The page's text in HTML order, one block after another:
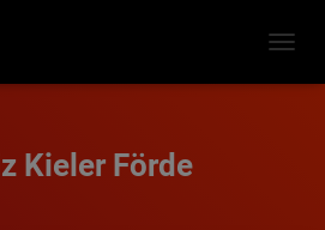
Kieler Förde